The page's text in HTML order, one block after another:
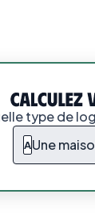
type de
AUne